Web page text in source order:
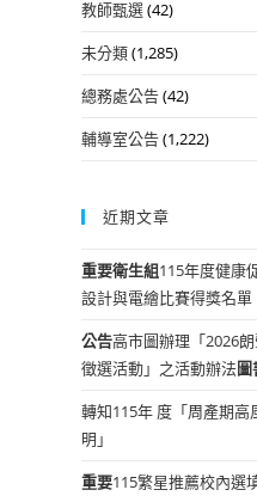
教師甄選(42)
未分類(1,285)
總務處公告(42)
輔導室公告(1,222)
近期文章
重要衛生組115年度健康
設計與電繪比賽得獎名單
公告高市圖辦理「2026
徵選活動」之活動辦法圖
轉知115年 度「周產期
明」
重要115繁星推薦校內選